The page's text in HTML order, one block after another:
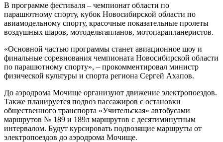
В программе фестиваля – чемпионат области по
парашютному спорту, кубок Новосибирской области по
авиамодельному спорту, красочные показательные пролеты
воздушных шаров, мотодельтапланов, мотопарапланеристов.
«Основной частью программы станет авиационное шоу и
финальные соревнования чемпионата Новосибирской области
по парашютному спорту», – прокомментировал министр
физической культуры и спорта региона Сергей Ахапов.
До аэродрома Мочище организуют движение электропоездов.
Также планируется подвоз пассажиров с остановки
общественного транспорта «Учительская» автобусами
маршрутов № 189 и 189л маршрутов с десятиминутным
интервалом. Будут курсировать подвозящие маршруты от
электропоездов до аэродрома Мочище.